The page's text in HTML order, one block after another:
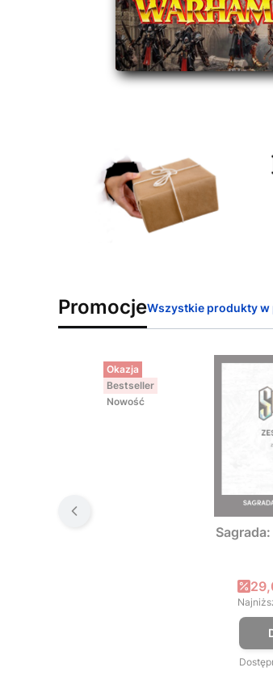
PromocjeWszystkie produkty w
Okazja
Bestseller
Nowość